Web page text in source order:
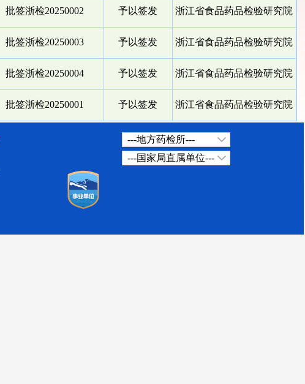
批签浙检20250002 予以签发 浙江省食品药品检验研究院
批签浙检20250003 予以签发 浙江省食品药品检验研究院
批签浙检20250004 予以签发 浙江省食品药品检验研究院
批签浙检20250001 予以签发 浙江省食品药品检验研究院
---地方药检所---
---国家局直属单位---